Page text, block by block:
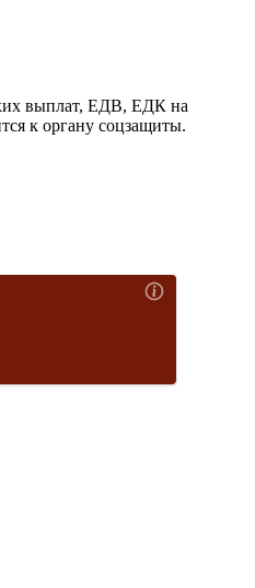
выплат, ЕДВ, ЕДК на
к органу соцзащиты.